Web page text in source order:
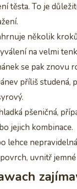
těsta. To je
několik
na velmi
se pak znovu
příliš studená,
pšeničná,
jejich kombinace.
lehce
uvnitř